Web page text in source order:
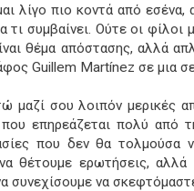
λίγο πιο κοντά από
τι συμβαίνει. Ούτε οι
θέμα απόστασης, αλλά
Guillem Martínez σε μια
μαζί σου λοιπόν μερικές
επηρεάζεται πολύ από
που δεν θα τολμούσα
θέτουμε ερωτήσεις,
συνεχίσουμε να